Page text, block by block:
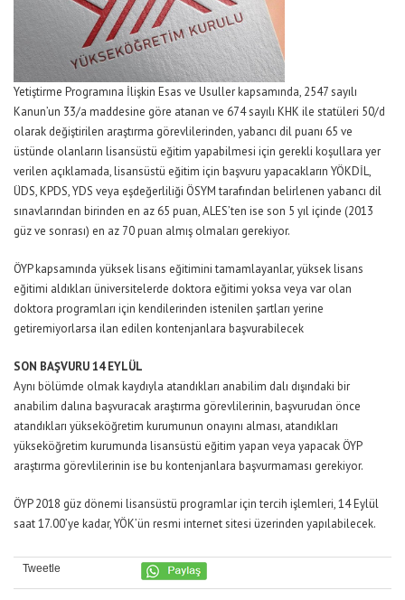
Yetiştirme Programına İlişkin Esas ve Usuller kapsamında, 2547 sayılı
Kanun’un 33/a maddesine göre atanan ve 674 sayılı KHK ile statüleri 50/d
olarak değiştirilen araştırma görevlilerinden, yabancı dil puanı 65 ve
üstünde olanların lisansüstü eğitim yapabilmesi için gerekli koşullara yer
verilen açıklamada, lisansüstü eğitim için başvuru yapacakların YÖKDİL,
ÜDS, KPDS, YDS veya eşdeğerliliği ÖSYM tarafından belirlenen yabancı dil
sınavlarından birinden en az 65 puan, ALES’ten ise son 5 yıl içinde (2013
güz ve sonrası) en az 70 puan almış olmaları gerekiyor.
ÖYP kapsamında yüksek lisans eğitimini tamamlayanlar, yüksek lisans
eğitimi aldıkları üniversitelerde doktora eğitimi yoksa veya var olan
doktora programları için kendilerinden istenilen şartları yerine
getiremiyorlarsa ilan edilen kontenjanlara başvurabilecek
SON BAŞVURU 14 EYLÜL
Aynı bölümde olmak kaydıyla atandıkları anabilim dalı dışındaki bir
anabilim dalına başvuracak araştırma görevlilerinin, başvurudan önce
atandıkları yükseköğretim kurumunun onayını alması, atandıkları
yükseköğretim kurumunda lisansüstü eğitim yapan veya yapacak ÖYP
araştırma görevlilerinin ise bu kontenjanlara başvurmaması gerekiyor.
ÖYP 2018 güz dönemi lisansüstü programlar için tercih işlemleri, 14 Eylül
saat 17.00’ye kadar, YÖK’ün resmi internet sitesi üzerinden yapılabilecek.
Tweetle